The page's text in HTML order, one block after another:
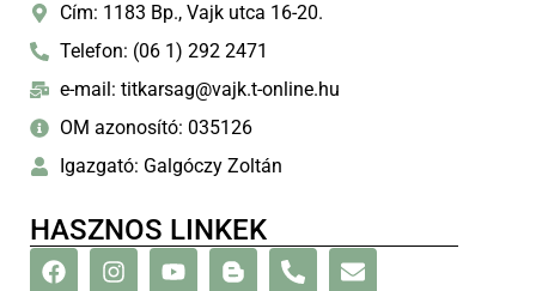
Cím: 1183 Bp., Vajk utca 16-20.
Telefon: (06 1) 292 2471
e-mail: titkarsag@vajk.t-online.hu
OM azonosító: 035126
Igazgató: Galgóczy Zoltán
HASZNOS LINKEK